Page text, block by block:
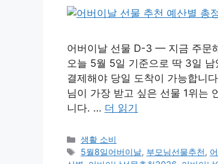
어버이날 선물 D-3 — 지금 주문
오늘 5월 5일 기준으로 딱 3일
결제해야 당일 도착이 가능합니
님이 가장 받고 싶은 선물 1위는
니다. … 더 읽기
카
테
생활 소비
태
5월8일어버이날, 부모님선물추천,